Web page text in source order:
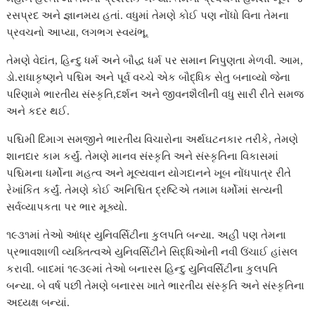
રસપ્રદ અને જ્ઞાનમય હતાં. વધુમાં તેમણે કોઈ પણ નોંધો વિના તેમના
પ્રવચનો આપ્યા, લગભગ સ્વયંભૂ.
તેમણે વેદાંત, હિન્દુ ધર્મ અને બૌદ્ધ ધર્મ પર સમાન નિપુણતા મેળવી. આમ,
ડો.રાધાકૃષ્ણને પશ્ચિમ અને પૂર્વ વચ્ચે એક બૌદ્ધિક સેતુ બનાવ્યો જેના
પરિણામે ભારતીય સંસ્કૃતિ,દર્શન અને જીવનશૈલીની વધુ સારી રીતે સમજ
અને કદર થઈ.
પશ્ચિમી દિમાગ સમજીને ભારતીય વિચારોના અર્થઘટનકાર તરીકે, તેમણે
શાનદાર કામ કર્યું. તેમણે માનવ સંસ્કૃતિ અને સંસ્કૃતિના વિકાસમાં
પશ્ચિમના ધર્મોના મહત્વ અને મૂલ્યવાન યોગદાનને ખૂબ નોંધપાત્ર રીતે
રેખાંકિત કર્યું. તેમણે કોઈ અનિશ્ચિત દ્રષ્ટિએ તમામ ધર્મોમાં સત્યની
સર્વવ્યાપકતા પર ભાર મૂક્યો.
૧૯૩૧માં તેઓ આંધ્ર યુનિવર્સિટીના કુલપતિ બન્યા. અહીં પણ તેમના
પ્રભાવશાળી વ્યક્તિત્વએ યુનિવર્સિટીને સિદ્ધિઓની નવી ઉંચાઈ હાંસલ
કરાવી. બાદમાં ૧૯૩૯માં તેઓ બનારસ હિન્દુ યુનિવર્સિટીના કુલપતિ
બન્યા. બે વર્ષ પછી તેમણે બનારસ ખાતે ભારતીય સંસ્કૃતિ અને સંસ્કૃતિના
અધ્યક્ષ બન્યાં.